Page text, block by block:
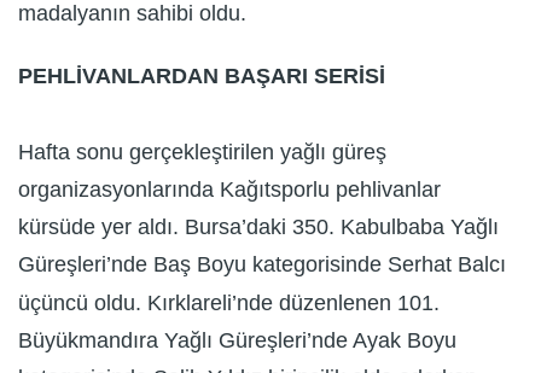
madalyanın sahibi oldu.
PEHLİVANLARDAN BAŞARI SERİSİ
Hafta sonu gerçekleştirilen yağlı güreş
organizasyonlarında Kağıtsporlu pehlivanlar
kürsüde yer aldı. Bursa’daki 350. Kabulbaba Yağlı
Güreşleri’nde Baş Boyu kategorisinde Serhat Balcı
üçüncü oldu. Kırklareli’nde düzenlenen 101.
Büyükmandıra Yağlı Güreşleri’nde Ayak Boyu